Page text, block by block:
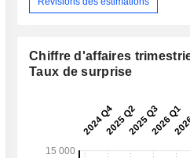
Chiffre d'affaires
Taux de surprise